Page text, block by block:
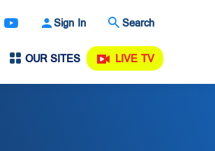
Sign In Search
OUR SITES LIVE TV